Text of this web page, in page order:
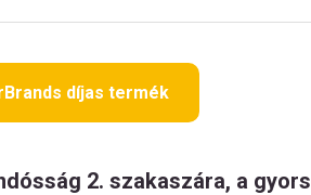
díjas termék
2. szakaszára, a gyors